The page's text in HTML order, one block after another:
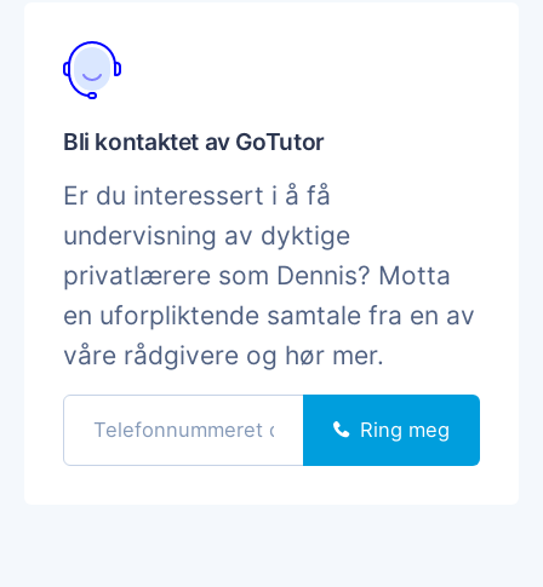
Bli kontaktet av GoTutor
Er du interessert i å få
undervisning av dyktige
privatlærere som Dennis? Motta
en uforpliktende samtale fra en av
våre rådgivere og hør mer.
Ring meg